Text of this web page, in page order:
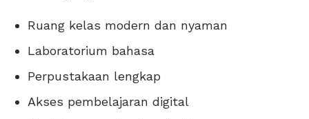
Ruang kelas modern dan nyaman
Laboratorium bahasa
Perpustakaan lengkap
Akses pembelajaran digital